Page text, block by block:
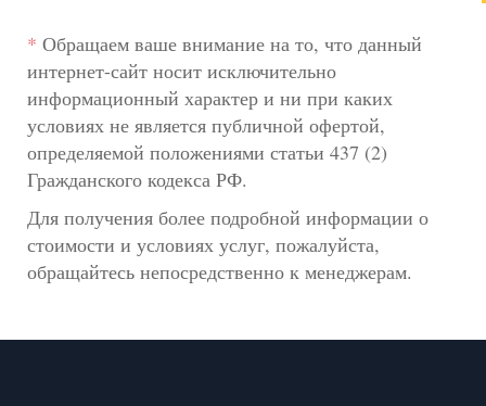
* Обращаем ваше внимание на то, что данный
интернет-сайт носит исключительно
информационный характер и ни при каких
условиях не является публичной офертой,
определяемой положениями статьи 437 (2)
Гражданского кодекса РФ.
Для получения более подробной информации о
стоимости и условиях услуг, пожалуйста,
обращайтесь непосредственно к менеджерам.